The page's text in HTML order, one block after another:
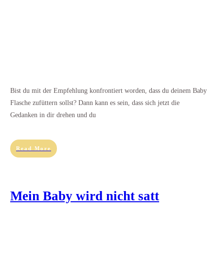
Bist du mit der Empfehlung konfrontiert worden, dass du deinem Baby
Flasche zufüttern sollst? Dann kann es sein, dass sich jetzt die
Gedanken in dir drehen und du
Read More
Mein Baby wird nicht satt